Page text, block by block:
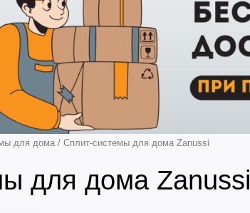
для дома / Сплит-системы для дома Zanussi
для дома Zanussi